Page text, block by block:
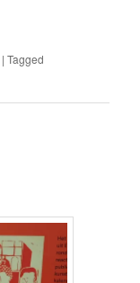
|Tagged